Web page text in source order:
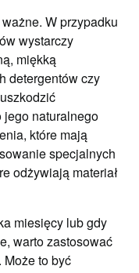
W przypadku
wystarczy
miękką
detergentów czy
naturalnego
które mają
specjalnych
odżywiają materiał
miesięcy lub gdy
warto zastosować
to być